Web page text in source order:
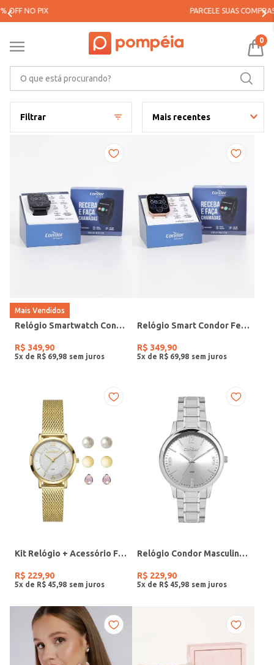
PARCELE SUAS COMPRAS EM ATÉ 5X SEM JUROS*
0
Filtrar Mais recentes
Mais Vendidos
Relógio Smartwatch Condor PRETO
R$ 349,90
5x de R$ 69 98
Relógio Smart Condor Feminino ROSE
R$ 349,90
5x de R$ 69 98
Kit Relógio + Acessório Feminino DOURADO
R$ 229,90
5x de R$ 45 98
Relógio Condor Masculino PRATA
R$ 229,90
5x de R$ 45 98